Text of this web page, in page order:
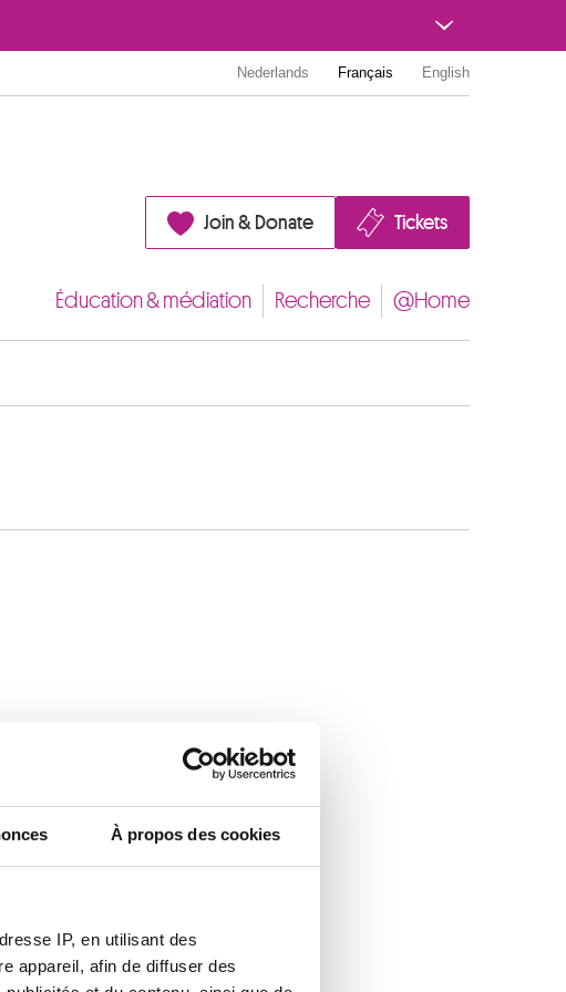
À propos des cookies
IP, en utilisant des
appareil, afin de diffuser des
Nederlands Français English
Join & Donate Tickets
Éducation & médiation Recherche @Home